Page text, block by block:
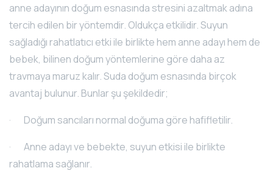
anne adayının doğum esnasında stresini azaltmak adına
tercih edilen bir yöntemdir. Oldukça etkilidir. Suyun
sağladığı rahatlatıcı etki ile birlikte hem anne adayı hem de
bebek, bilinen doğum yöntemlerine göre daha az
travmaya maruz kalır. Suda doğum esnasında birçok
avantaj bulunur. Bunlar şu şekildedir;
· Doğum sancıları normal doğuma göre hafifletilir.
· Anne adayı ve bebekte, suyun etkisi ile birlikte
rahatlama sağlanır.